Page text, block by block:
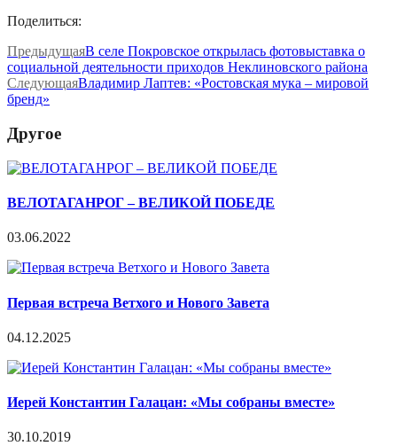
Поделиться:
ПредыдущаяВ селе Покровское открылась фотовыставка о
социальной деятельности приходов Неклиновского района
СледующаяВладимир Лаптев: «Ростовская мука – мировой
бренд»
Другое
ВЕЛОТАГАНРОГ – ВЕЛИКОЙ ПОБЕДЕ
03.06.2022
Первая встреча Ветхого и Нового Завета
04.12.2025
Иерей Константин Галацан: «Мы собраны вместе»
30.10.2019